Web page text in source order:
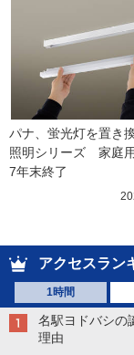
パナ、蛍光灯を置き
照明シリーズ　家庭
7年末終了
アクセスラン
1時間
名駅ヨドバシ
理由